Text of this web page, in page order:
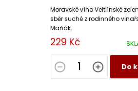
229 Kč
Do
Moravské víno Veltlínské
sběr suché z rodinného
Maňák.